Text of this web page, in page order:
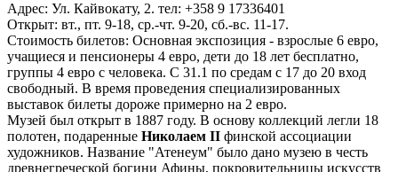
Адрес: Ул. Кайвокату, 2. тел: +358 9 17336401
Открыт: вт., пт. 9-18, ср.-чт. 9-20, сб.-вс. 11-17.
Стоимость билетов: Основная экспозиция - взрослые 6 евро,
учащиеся и пенсионеры 4 евро, дети до 18 лет бесплатно,
группы 4 евро с человека. С 31.1 по средам с 17 до 20 вход
свободный. В время проведения специализированных
выставок билеты дороже примерно на 2 евро.
Музей был открыт в 1887 году. В основу коллекций легли 18
полотен, подаренные Николаем II финской ассоциации
художников. Название "Атенеум" было дано музею в честь
древнегреческой богини Афины, покровительницы искусств